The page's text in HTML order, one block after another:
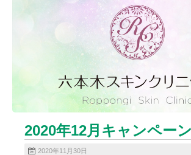
ニキビクリア
ニキビ治療
ニキビ痕の凹み（ニキビ痕のクレ
ニキビ痕の凹み（ニキビ痕のクレータ
ニキビ跡・凹みクレーター治療
ヒアルロン酸分解除去
ヒアルロン酸
ブログ
プチ整形 ボトックス修正
マイクロボトックス
メデ
2020年12月キャンペーン
2020年11月30日